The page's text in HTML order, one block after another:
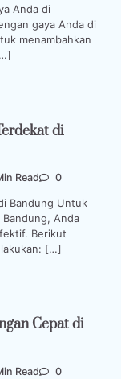
Anda di
gaya Anda di
menambahkan
di
Read 0
Bandung Untuk
Anda
Berikut
lakukan: […]
Cepat di
Read 0